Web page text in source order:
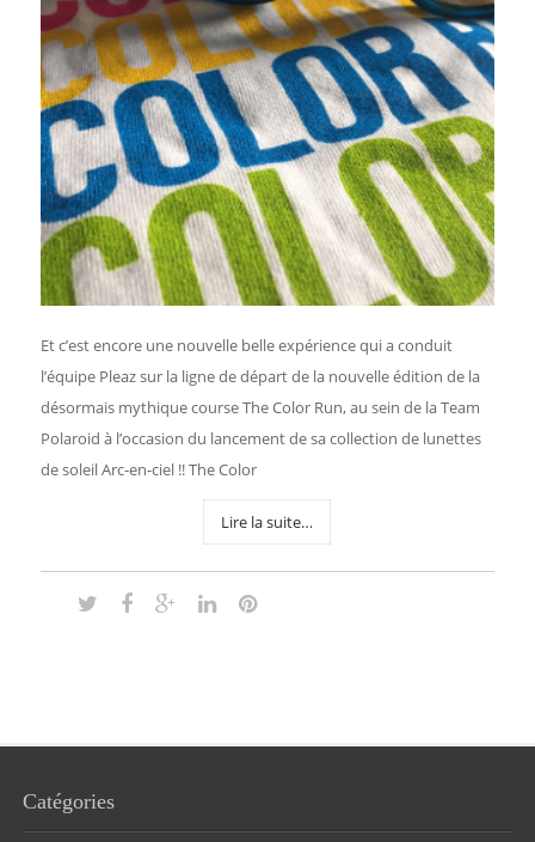
Et c’est encore une nouvelle belle expérience qui a conduit
l’équipe Pleaz sur la ligne de départ de la nouvelle édition de la
désormais mythique course The Color Run, au sein de la Team
Polaroid à l’occasion du lancement de sa collection de lunettes
de soleil Arc-en-ciel !! The Color
Lire la suite…
Catégories